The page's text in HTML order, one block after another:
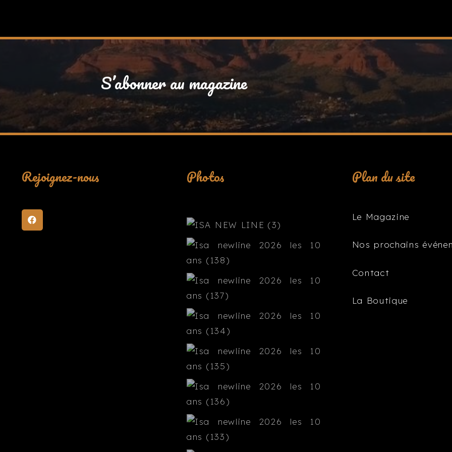
S’abonner au magazine
Rejoignez-nous Photos Plan du site
Le Magazine
Nos prochains
Contact
La Boutique